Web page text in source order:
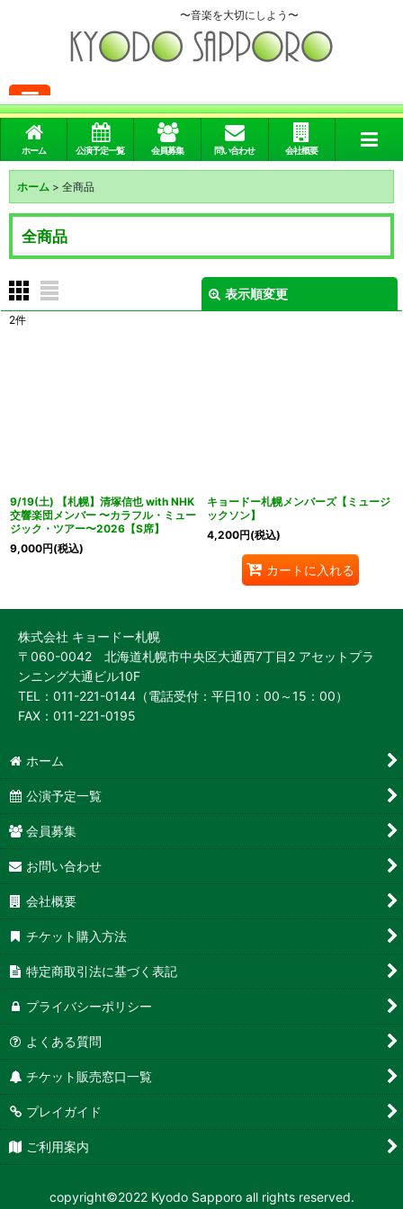
〜音楽を大切にしよう〜
メニュー
ホーム 公演予定一覧 会員募集 問い合わせ 会社概要
ホーム > 全商品
全商品
表示順変更
2件
9/19(土) 【札幌】清塚信也 with NHK
交響楽団メンバー 〜カラフル・ミュー
ジック・ツアー〜2026【S席】
9,000円(税込)
キョードー札幌メンバーズ【ミュージ
ックソン】
4,200円(税込)
カートに入れる
株式会社 キョードー札幌
〒060-0042 北海道札幌市中央区大通西7丁目2 アセットプラ
ンニング大通ビル10F
TEL：011-221-0144（電話受付：平日10：00～15：00）
FAX：011-221-0195
ホーム
公演予定一覧
会員募集
お問い合わせ
会社概要
チケット購入方法
特定商取引法に基づく表記
プライバシーポリシー
よくある質問
チケット販売窓口一覧
プレイガイド
ご利用案内
copyright©2022 Kyodo Sapporo all rights reserved.